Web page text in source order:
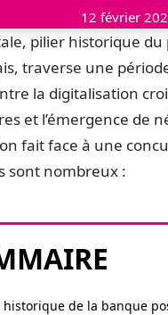
12 février
pilier historique du
traverse une
la digitalisation
et l’émergence de
fait face à une
sont nombreux :
historique de la banque